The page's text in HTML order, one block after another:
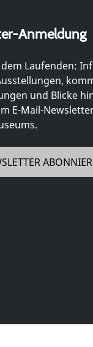
Anmeldung
Laufenden:
und Blicke
E-Mail-